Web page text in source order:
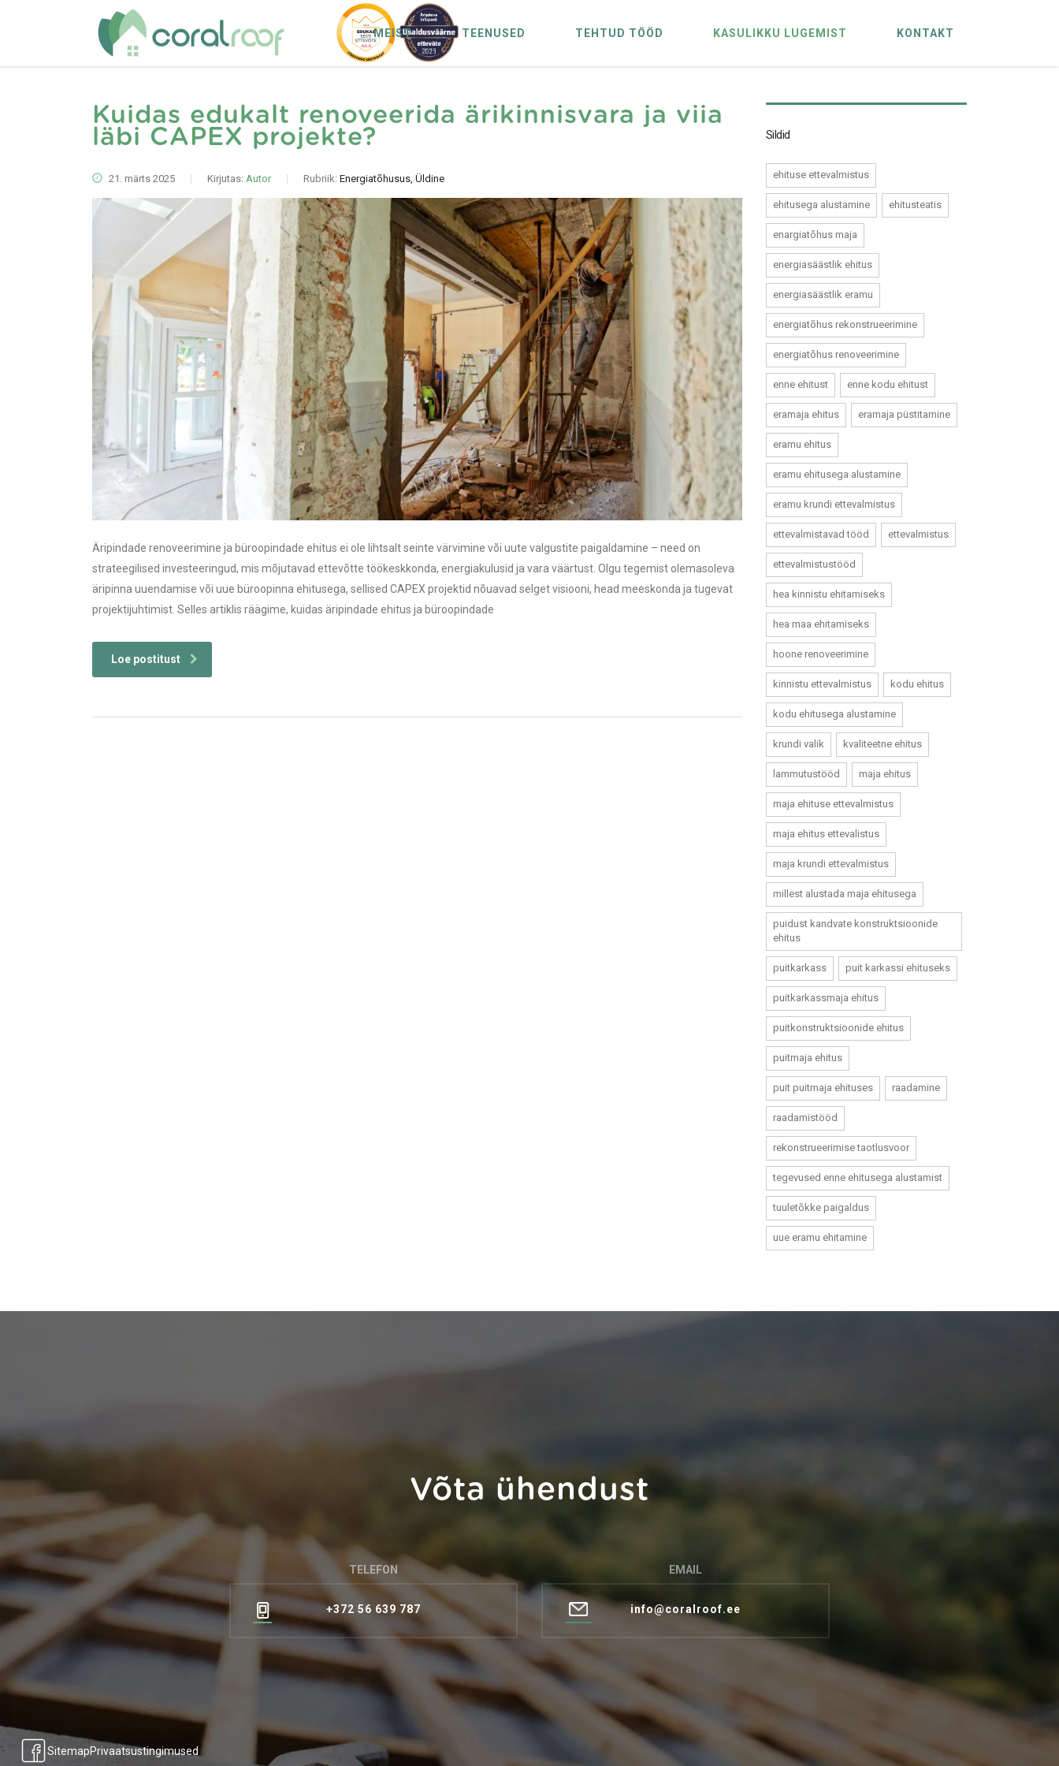
MEIST TEENUSED TEHTUD TÖÖD KASULIKKU LUGEMIST KONTAKT
Kuidas edukalt renoveerida ärikinnisvara ja viia
läbi CAPEX projekte?
21. märts 2025 Kirjutas: Autor Rubriik: Energiatõhusus, Üldine
Äripindade renoveerimine ja büroopindade ehitus ei ole lihtsalt seinte värvimine või uute valgustite paigaldamine – need on
strateegilised investeeringud, mis mõjutavad ettevõtte töökeskkonda, energiakulusid ja vara väärtust. Olgu tegemist olemasoleva
äripinna uuendamise või uue büroopinna ehitusega, sellised CAPEX projektid nõuavad selget visiooni, head meeskonda ja tugevat
projektijuhtimist. Selles artiklis räägime, kuidas äripindade ehitus ja büroopindade
Loe postitust
Sildid
ehituse ettevalmistus
ehitusega alustamine ehitusteatis
enargiatõhus maja
energiasäästlik ehitus
energiasäästlik eramu
energiatõhus rekonstrueerimine
energiatõhus renoveerimine
enne ehitust enne kodu ehitust
eramaja ehitus eramaja püstitamine
eramu ehitus
eramu ehitusega alustamine
eramu krundi ettevalmistus
ettevalmistavad tööd ettevalmistus
ettevalmistustööd
hea kinnistu ehitamiseks
hea maa ehitamiseks
hoone renoveerimine
kinnistu ettevalmistus kodu ehitus
kodu ehitusega alustamine
krundi valik kvaliteetne ehitus
lammutustööd maja ehitus
maja ehituse ettevalmistus
maja ehitus ettevalistus
maja krundi ettevalmistus
millest alustada maja ehitusega
puidust kandvate konstruktsioonide
ehitus
puitkarkass puit karkassi ehituseks
puitkarkassmaja ehitus
puitkonstruktsioonide ehitus
puitmaja ehitus
puit puitmaja ehituses raadamine
raadamistööd
rekonstrueerimise taotlusvoor
tegevused enne ehitusega alustamist
tuuletõkke paigaldus
uue eramu ehitamine
Võta ühendust
TELEFON
+372 56 639 787
EMAIL
info@coralroof.ee
SitemapPrivaatsustingimused